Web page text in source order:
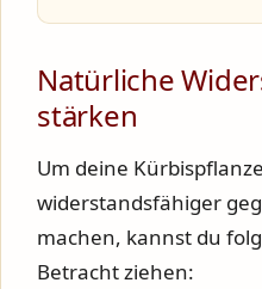
Natürliche
stärken
Um deine
widerstandsfähiger
machen, kannst du
Betracht ziehen: